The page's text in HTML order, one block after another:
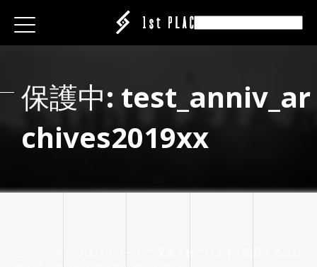
保護中: test anniv ar
chives2019xx
このコンテンツはパスワードで保護されています。閲覧するには